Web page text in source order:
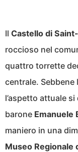
Il Castello di
roccioso nel
quattro torrette
centrale. Sebbene
l’aspetto attuale
barone Emanuele
maniero in una
Museo Regionale